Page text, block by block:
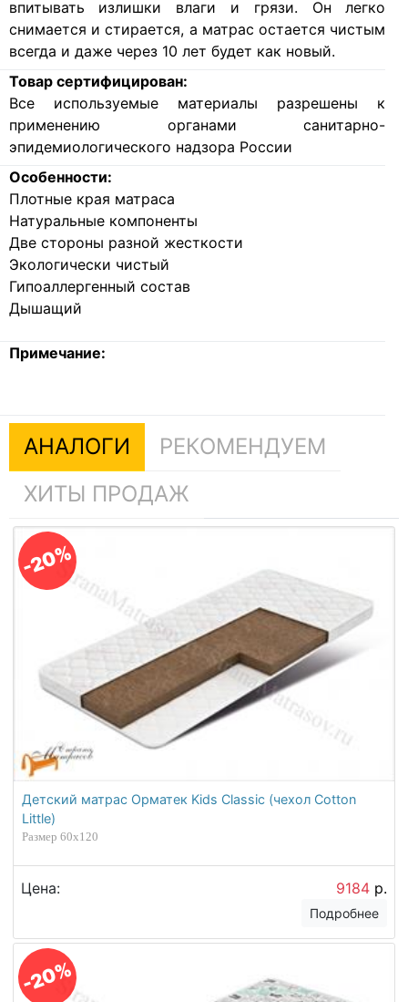
впитывать излишки влаги и грязи. Он легко
снимается и стирается, а матрас остается чистым
всегда и даже через 10 лет будет как новый.
Товар сертифицирован:
Все используемые материалы разрешены к
применению органами санитарно-
эпидемиологического надзора России
Особенности:
Плотные края матраса
Натуральные компоненты
Две стороны разной жесткости
Экологически чистый
Гипоаллергенный состав
Дышащий
Примечание:
АНАЛОГИ
РЕКОМЕНДУЕМ
ХИТЫ ПРОДАЖ
-20%
Детский матрас Орматек Kids Classic (чехол Cotton
Little)
Размер 60х120
Цена: 9184 р.
Подробнее
-20%